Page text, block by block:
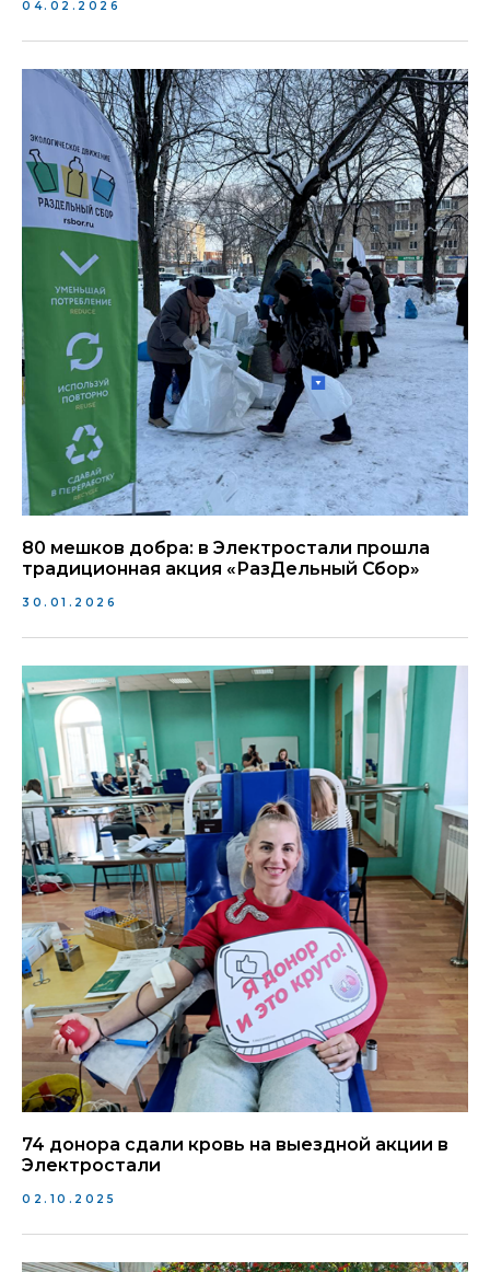
04.02.2026
80 мешков добра: в Электростали прошла
традиционная акция «РазДельный Сбор»
30.01.2026
74 донора сдали кровь на выездной акции в
Электростали
02.10.2025